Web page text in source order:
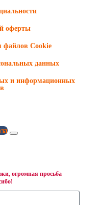
оферты
файлов Cookie
данных
и информационных
огромная просьба